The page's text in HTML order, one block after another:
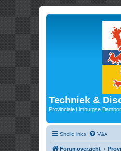
Techniek &
Provinciale Limburgse
Snelle links V&A
Forumoverzicht